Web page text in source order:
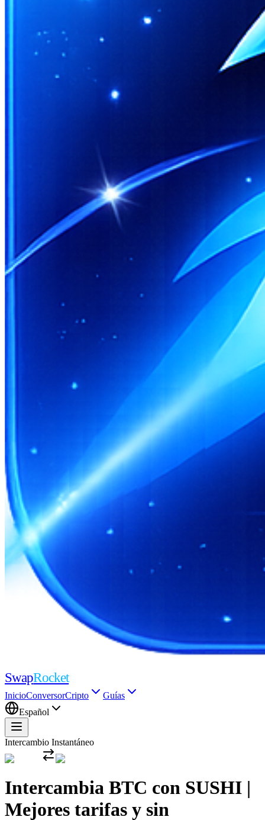
SwapRocket
InicioConversorCripto
Guías
Español
Intercambio Instantáneo
Intercambia BTC con SUSHI |
Mejores tarifas y sin